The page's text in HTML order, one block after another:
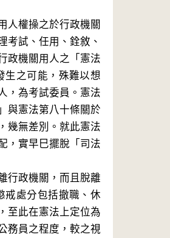
人權操之於行政機關
考試、任用、銓敘、
政機關用人之「憲法
生之可能，殊難以想
，為考試委員。憲法
與憲法第八十條關於
幾無差別。就此憲法
，實早巳擺脫「司法
行政機關，而且脫離
戒處分包括撤職、休
至此在憲法上定位為
務員之程度，較之視